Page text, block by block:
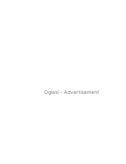
Oglasi - Advertisement